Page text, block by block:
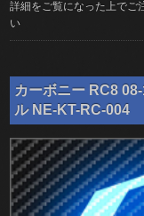
詳細をご覧になった上でご
い
カーボニー RC8
ル NE-KT-RC-004